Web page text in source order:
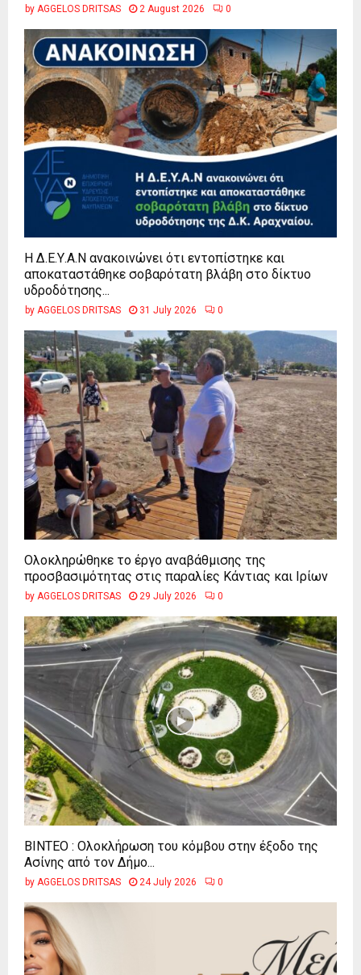
by AGGELOS DRITSAS 2 August 2026 0
Η Δ.Ε.Υ.Α.Ν ανακοινώνει ότι εντοπίστηκε και
αποκαταστάθηκε σοβαρότατη βλάβη στο δίκτυο
υδροδότησης...
by AGGELOS DRITSAS 31 July 2026 0
Ολοκληρώθηκε το έργο αναβάθμισης της
προσβασιμότητας στις παραλίες Κάντιας και Ιρίων
by AGGELOS DRITSAS 29 July 2026 0
ΒΙΝΤΕΟ : Ολοκλήρωση του κόμβου στην έξοδο της
Ασίνης από τον Δήμο...
by AGGELOS DRITSAS 24 July 2026 0